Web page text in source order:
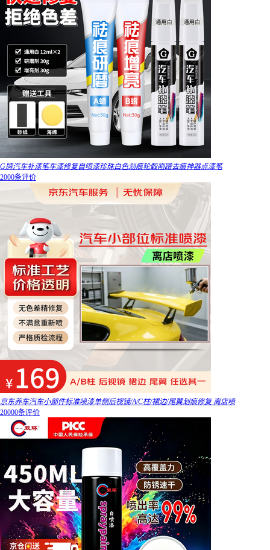
G牌汽车补漆笔车漆修复自喷漆珍珠白色划痕轮毂剐蹭去痕神器点漆笔
2000条评价
京东养车汽车小部件标准喷漆单侧后视镜/A/C柱/裙边/尾翼划痕修复 离店喷
20000条评价